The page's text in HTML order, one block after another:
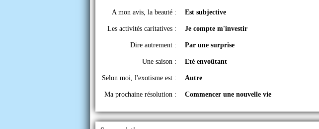
A mon avis, la beauté : Est subjective
Les activités caritatives : Je compte m'investir
Dire autrement : Par une surprise
Une saison : Eté envoûtant
Selon moi, l'exotisme est : Autre
Ma prochaine résolution : Commencer une nouvelle vie